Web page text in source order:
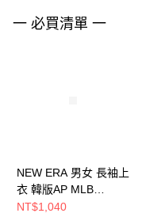
一 必買清單 一
NEW ERA 男女 長袖上
衣 韓版AP MLB
COLOR BLOCK TL43
NT$1,040